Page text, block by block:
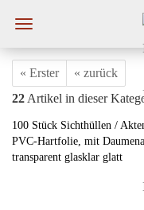
« Erster
« zurück
22 Artikel in dieser
100 Stück Sichthüllen /
PVC-Hartfolie, mit
transparent glasklar glatt